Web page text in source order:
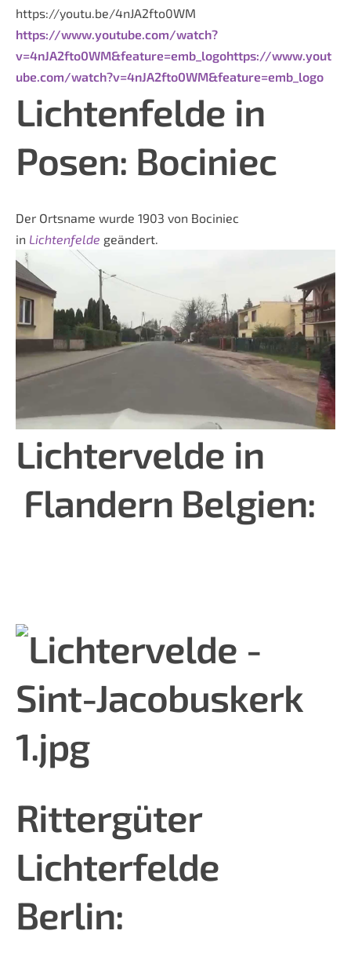
https://youtu.be/4nJA2fto0WM
https://www.youtube.com/watch?
v=4nJA2fto0WM&feature=emb_logohttps://www.yout
ube.com/watch?v=4nJA2fto0WM&feature=emb_logo
Lichtenfelde in
Posen: Bociniec
Der Ortsname wurde 1903 von Bociniec
in Lichtenfelde geändert.
Lichtervelde in
Flandern Belgien:
Rittergüter
Lichterfelde
Berlin: